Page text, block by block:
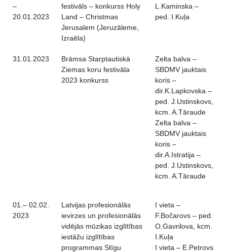
–
20.01.2023
festivāls – konkurss Holy
Land – Christmas
Jerusalem (Jeruzāleme,
Izraēla)
L.Kaminska –
ped. I.Kuļa
31.01.2023
Brāmsa Starptautiskā
Ziemas koru festivāla
2023 konkurss
Zelta balva –
SBDMV jauktais
koris –
dir.K.Lapkovska –
ped. J.Ustinskovs,
kcm. A.Tāraude
Zelta balva –
SBDMV jauktais
koris –
dir.A.Istratija –
ped. J.Ustinskovs,
kcm. A.Tāraude
01.– 02.02.
2023
Latvijas profesionālās
ievirzes un profesionālās
vidējās mūzikas izglītības
iestāžu izglītības
programmas Stīgu
I vieta –
F.Bočarovs – ped.
O.Gavrilova, kcm.
I.Kuļa
I vieta – E.Petrovs